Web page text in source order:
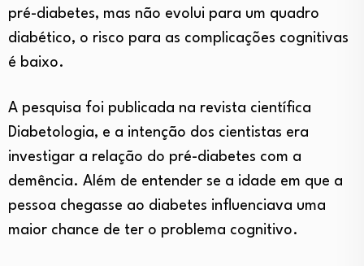
pré-diabetes, mas não evolui para um quadro
diabético, o risco para as complicações cognitivas
é baixo.
A pesquisa foi publicada na revista científica
Diabetologia, e a intenção dos cientistas era
investigar a relação do pré-diabetes com a
demência. Além de entender se a idade em que a
pessoa chegasse ao diabetes influenciava uma
maior chance de ter o problema cognitivo.